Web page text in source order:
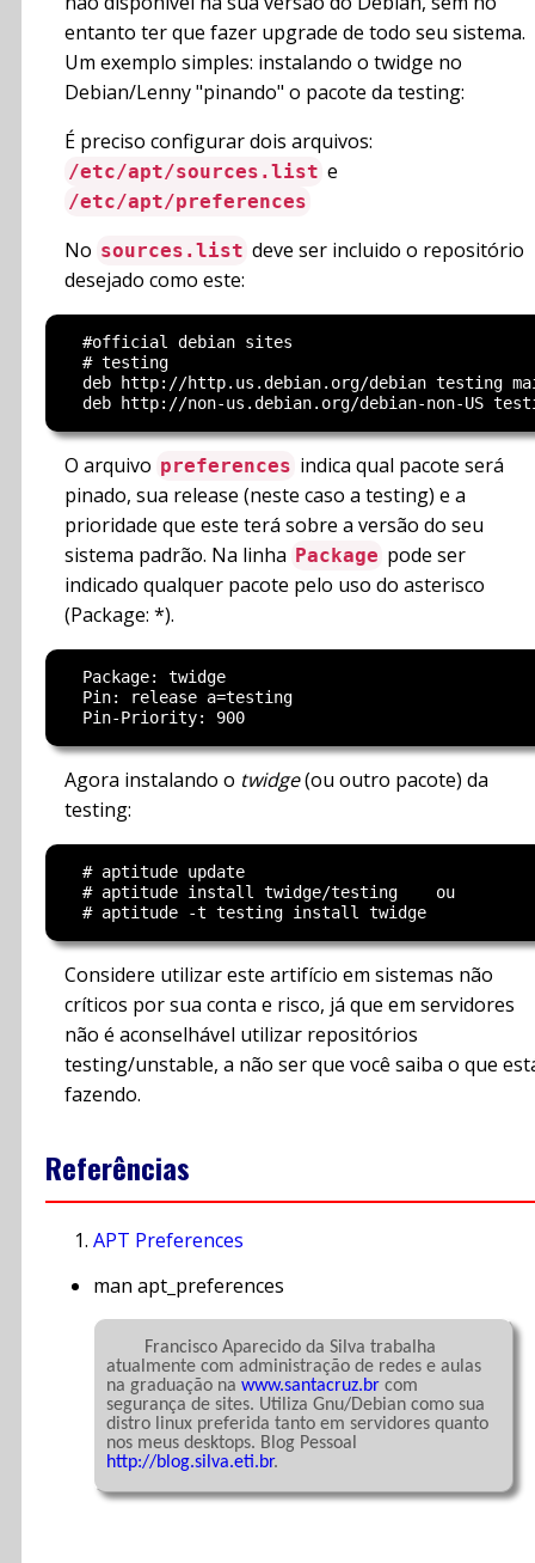
entanto ter que fazer upgrade de todo seu sistema.
Um exemplo simples: instalando o twidge no
Debian/Lenny "pinando" o pacote da testing:
É preciso configurar dois arquivos:
/etc/apt/sources.list e
/etc/apt/preferences
No sources.list deve ser incluido o repositório
desejado como este:
  #official debian sites
  # testing
deb http://http.us.debian.org/debian testing
O arquivo preferences indica qual pacote será
pinado, sua release (neste caso a testing) e a
prioridade que este terá sobre a versão do seu
sistema padrão. Na linha Package pode ser
indicado qualquer pacote pelo uso do asterisco
(Package: *).
  Package: twidge
  Pin: release a=testing
Agora instalando o twidge(ou outro pacote) da
testing:
  # aptitude update
  # aptitude install twidge/testing    ou
Considere utilizar este artifício em sistemas não
críticos por sua conta e risco, já que em servidores
não é aconselhável utilizar repositórios
testing/unstable, a não ser que você saiba o que
fazendo.
Referências
APT Preferences
man apt_preferences
atualmente com administração de redes e aulas
na graduação na www.santacruz.br com
segurança de sites. Utiliza Gnu/Debian como sua
distro linux preferida tanto em servidores quanto
http://blog.silva.eti.br.